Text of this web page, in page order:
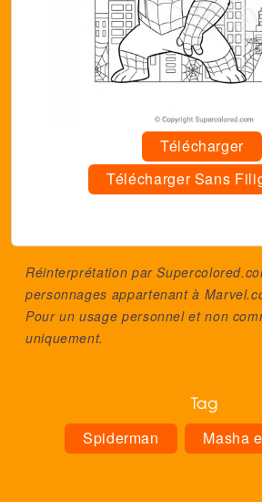
Télécharger
Télécharger Sans
Réinterprétation par
personnages appartenant à
Pour un usage personnel et non
uniquement.
Tag
Spiderman Masha